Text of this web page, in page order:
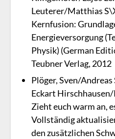
Leuterer/Matthias
Kernfusion:
Energieversorgung
Physik) (German
Teubner Verlag, 2012
Plöger, Sven/
Eckart
Zieht euch warm an,
Vollständig
den zusätzlichen